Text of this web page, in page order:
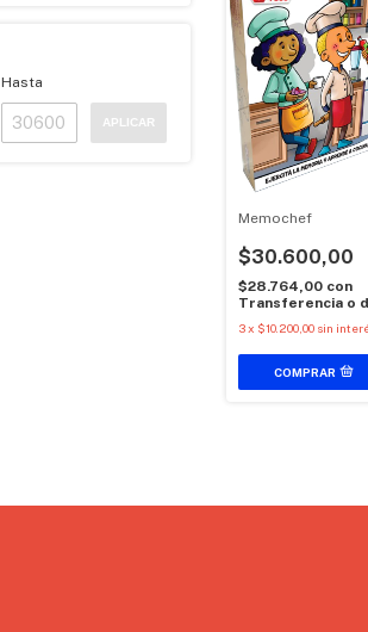
Hasta
APLICAR
Memochef
$30.600,00
$28.764,00 con
Transferencia o
3x $10.200,00 sin